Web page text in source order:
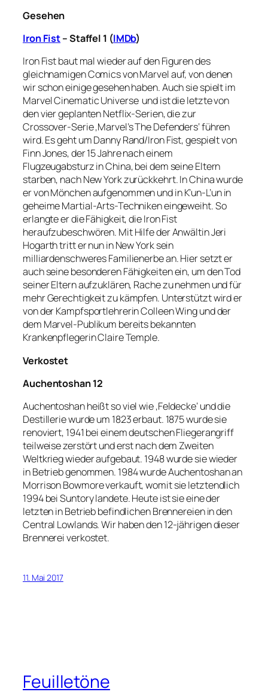
Gesehen
Iron Fist– Staffel 1 (IMDb)
Iron Fist baut mal wieder auf den Figuren des
gleichnamigen Comics von Marvel auf, von denen
wir schon einige gesehen haben. Auch sie spielt im
Marvel Cinematic Universe und ist die letzte von
den vier geplanten Netflix-Serien, die zur
Crossover-Serie ‚Marvel’s The Defenders‘ führen
wird. Es geht um Danny Rand/Iron Fist, gespielt von
Finn Jones, der 15 Jahre nach einem
Flugzeugabsturz in China, bei dem seine Eltern
starben, nach New York zurückkehrt. In China wurde
er von Mönchen aufgenommen und in K’un-L’un in
geheime Martial-Arts-Techniken eingeweiht. So
erlangte er die Fähigkeit, die Iron Fist
heraufzubeschwören. Mit Hilfe der Anwältin Jeri
Hogarth tritt er nun in New York sein
milliardenschweres Familienerbe an. Hier setzt er
auch seine besonderen Fähigkeiten ein, um den Tod
seiner Eltern aufzuklären, Rache zu nehmen und für
mehr Gerechtigkeit zu kämpfen. Unterstützt wird er
von der Kampfsportlehrerin Colleen Wing und der
dem Marvel-Publikum bereits bekannten
Krankenpflegerin Claire Temple.
Verkostet
Auchentoshan 12
Auchentoshan heißt so viel wie ‚Feldecke‘ und die
Destillerie wurde um 1823 erbaut. 1875 wurde sie
renoviert, 1941 bei einem deutschen Fliegerangriff
teilweise zerstört und erst nach dem Zweiten
Weltkrieg wieder aufgebaut. 1948 wurde sie wieder
in Betrieb genommen. 1984 wurde Auchentoshan an
Morrison Bowmore verkauft, womit sie letztendlich
1994 bei Suntory landete. Heute ist sie eine der
letzten in Betrieb befindlichen Brennereien in den
Central Lowlands. Wir haben den 12-jährigen dieser
Brennerei verkostet.
11. Mai 2017
Feuilletöne